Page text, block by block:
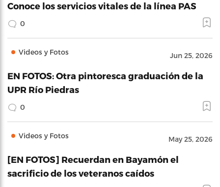
Conoce los servicios vitales de la línea PAS
0
Videos y Fotos Jun 25, 2026
EN FOTOS: Otra pintoresca graduación de la
UPR Río Piedras
0
Videos y Fotos May 25, 2026
[EN FOTOS] Recuerdan en Bayamón el
sacrificio de los veteranos caídos